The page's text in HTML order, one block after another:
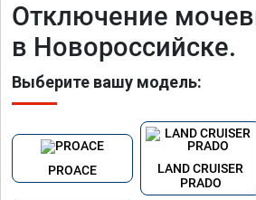
Отключение
в Новороссийске.
Выберите вашу модель:
PROACE
LAND CRUISER
PRADO